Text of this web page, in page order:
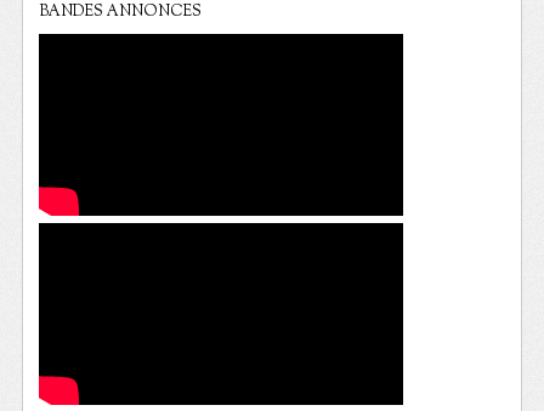
BANDES ANNONCES